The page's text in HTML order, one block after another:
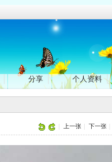
分享 个人资料
上一张 下一张